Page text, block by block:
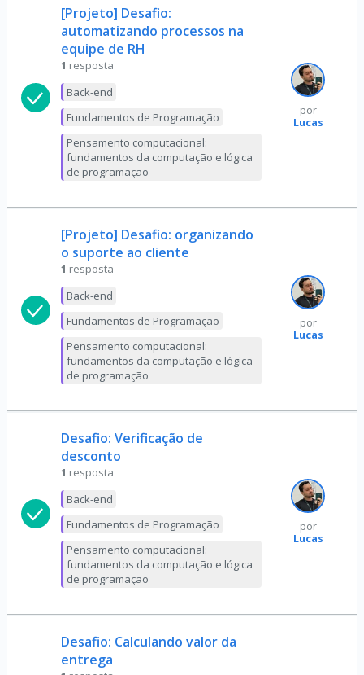
[Projeto] Desafio:
automatizando processos na
equipe de RH
1 resposta
Back-end
Fundamentos de Programação
Pensamento computacional:
fundamentos da computação e lógica
de programação
por
Lucas
[Projeto] Desafio: organizando
o suporte ao cliente
1 resposta
Back-end
Fundamentos de Programação
Pensamento computacional:
fundamentos da computação e lógica
de programação
por
Lucas
Desafio: Verificação de
desconto
1 resposta
Back-end
Fundamentos de Programação
Pensamento computacional:
fundamentos da computação e lógica
de programação
por
Lucas
Desafio: Calculando valor da
entrega